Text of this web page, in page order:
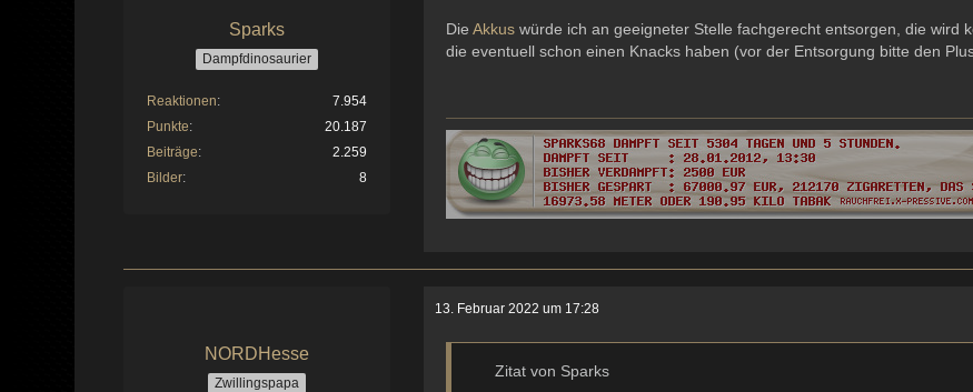
Sparks
Dampfdinosaurier
Reaktionen
7.954
Punkte
20.187
Beiträge
2.259
Bilder
8
DieAkkus würde ich an geeigneter Stelle fachgerecht entsorgen, die wird
die eventuell schon einen Knacks haben (vor der Entsorgung bitte den
NORDHesse
Zwillingspapa
13. Februar 2022 um 17:28
Zitat von Sparks